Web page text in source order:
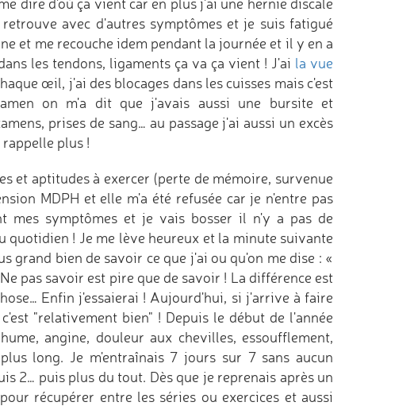
avec d'autres symptômes et je suis fatigué
et me recouche idem pendant la journée et il y en a
les tendons, ligaments ça va ça vient ! J'ai la vue
œil, j'ai des blocages dans les cuisses mais c'est
on m'a dit que j'avais aussi une bursite et
prises de sang… au passage j'ai aussi un excès
rappelle plus !
et aptitudes à exercer (perte de mémoire, survenue
MDPH et elle m'a été refusée car je n'entre pas
mes symptômes et je vais bosser il n'y a pas de
quotidien ! Je me lève heureux et la minute suivante
grand bien de savoir ce que j'ai ou qu'on me dise : «
pas savoir est pire que de savoir ! La différence est
Enfin j'essaierai ! Aujourd'hui, si j'arrive à faire
"relativement bien" ! Depuis le début de l'année
angine, douleur aux chevilles, essoufflement,
long. Je m'entraînais 7 jours sur 7 sans aucun
2… puis plus du tout. Dès que je reprenais après un
récupérer entre les séries ou exercices et aussi